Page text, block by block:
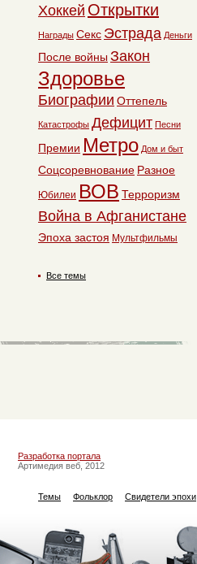
Хоккей Открытки
Награды Секс Эстрада Деньги
После войны Закон
Здоровье
Биографии Оттепель
Катастрофы Дефицит Песни
Премии Метро Дом и быт
Соцсоревнование Разное
Юбилеи ВОВ Терроризм
Война в Афганистане
Эпоха застоя Мультфильмы
Все темы
Разработка портала
Артимедия веб, 2012
Темы Фольклор Свидетели эпохи